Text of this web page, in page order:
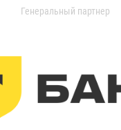
Генеральный партнер